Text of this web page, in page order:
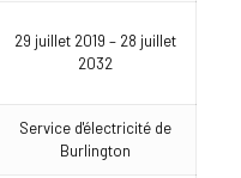
29 juillet 2019 – 28 juillet
2032
Service d'électricité de
Burlington